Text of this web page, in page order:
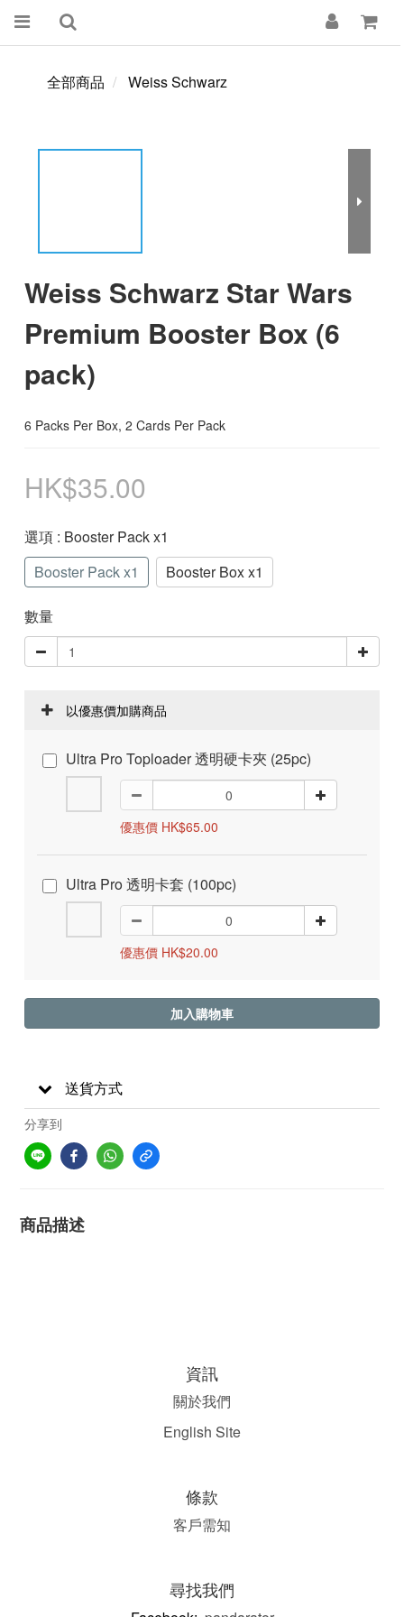
全部商品 Weiss Schwarz
Weiss Schwarz Star Wars
Premium Booster Box (6
pack)
6 Packs Per Box, 2 Cards Per Pack
HK$35.00
選項 : Booster Pack x1
Booster Pack x1
Booster Box x1
數量
以優惠價加購商品
Ultra Pro Toploader 透明硬卡夾 (25pc)
優惠價 HK$65.00
Ultra Pro 透明卡套 (100pc)
優惠價 HK$20.00
加入購物車
送貨方式
分享到
商品描述
資訊
關於我們
English Site
條款
客戶需知
尋找我們